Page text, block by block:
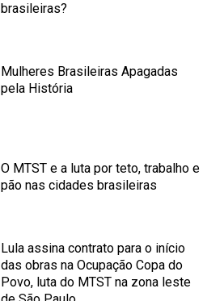
brasileiras?
Mulheres Brasileiras Apagadas
pela História
O MTST e a luta por teto, trabalho e
pão nas cidades brasileiras
Lula assina contrato para o início
das obras na Ocupação Copa do
Povo, luta do MTST na zona leste